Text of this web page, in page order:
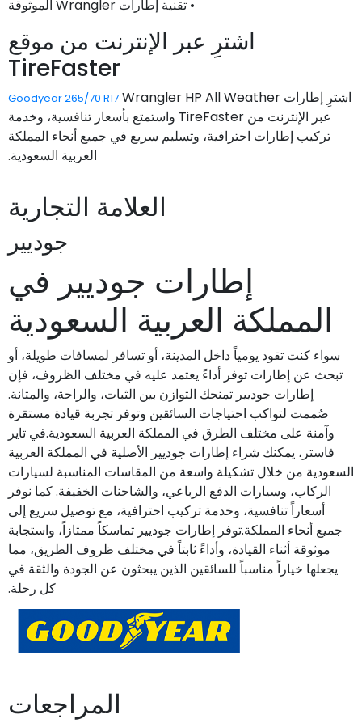
• تقنية إطارات Wrangler الموثوقة
اشترِ عبر الإنترنت من موقع
TireFaster
اشترِ إطارات Goodyear 265/70 R17 Wrangler HP All Weather
عبر الإنترنت من TireFaster واستمتع بأسعار تنافسية، وخدمة
تركيب إطارات احترافية، وتسليم سريع في جميع أنحاء المملكة
العربية السعودية.
العلامة التجارية
جوديير
إطارات جوديير في
المملكة العربية السعودية
سواء كنت تقود يومياً داخل المدينة، أو تسافر لمسافات طويلة، أو
تبحث عن إطارات توفر أداءً يعتمد عليه في مختلف الظروف، فإن
إطارات جوديير تمنحك التوازن بين الثبات، والراحة، والمتانة.
صُممت لتواكب احتياجات السائقين وتوفر تجربة قيادة مستقرة
وآمنة على مختلف الطرق في المملكة العربية السعودية.في تاير
فاستر، يمكنك شراء إطارات جوديير الأصلية في المملكة العربية
السعودية من خلال تشكيلة واسعة من المقاسات المناسبة لسيارات
الركاب، وسيارات الدفع الرباعي، والشاحنات الخفيفة. كما نوفر
أسعاراً تنافسية، وخدمة تركيب احترافية، مع توصيل سريع إلى
جميع أنحاء المملكة.توفر إطارات جوديير تماسكاً ممتازاً، واستجابة
موثوقة أثناء القيادة، وأداءً ثابتاً في مختلف ظروف الطريق، مما
يجعلها خياراً مناسباً للسائقين الذين يبحثون عن الجودة والثقة في
كل رحلة.
المراجعات